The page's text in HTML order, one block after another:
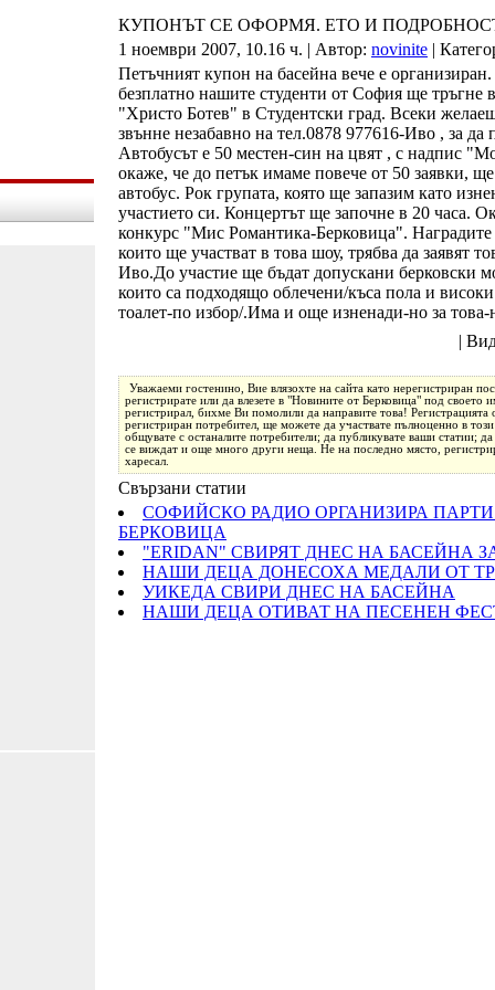
КУПОНЪТ СЕ ОФОРМЯ. ЕТО И
1 ноември 2007, 10.16 ч. | Автор: novinite |
Петъчният купон на басейна вече е
безплатно нашите студенти от София ще тръгне
"Христо Ботев" в Студентски град. Всеки
звънне незабавно на тел.0878 977616-Иво , за да
Автобусът е 50 местен-син на цвят , с надпис
окаже, че до петък имаме повече от 50 заявки,
автобус. Рок групата, която ще запазим като
участието си. Концертът ще започне в 20 часа.
конкурс "Мис Романтика-Берковица".
които ще участват в това шоу, трябва да заявят
Иво.До участие ще бъдат допускани берковски
които са подходящо облечени/къса пола и
тоалет-по избор/.Има и още изненади-но за това-
|
Уважаеми гостенино, Вие влязохте на сайта като нерегистриран
регистрирате или да влезете в "Новините от Берковица" под своето
регистрирал, бихме Ви помолили да направите това! Регистрацията
регистриран потребител, ще можете да участвате пълноценно в
общувате с останалите потребители; да публикувате ваши статии;
се виждат и още много други неща. Не на последно място,
харесал.
Свързани статии
СОФИЙСКО РАДИО ОРГАНИЗИРА ПАРТИ
БЕРКОВИЦА
"ERIDAN" СВИРЯТ ДНЕС НА БАСЕЙНА
НАШИ ДЕЦА ДОНЕСОХА МЕДАЛИ ОТ
УИКЕДА СВИРИ ДНЕС НА БАСЕЙНА
НАШИ ДЕЦА ОТИВАТ НА ПЕСЕНЕН